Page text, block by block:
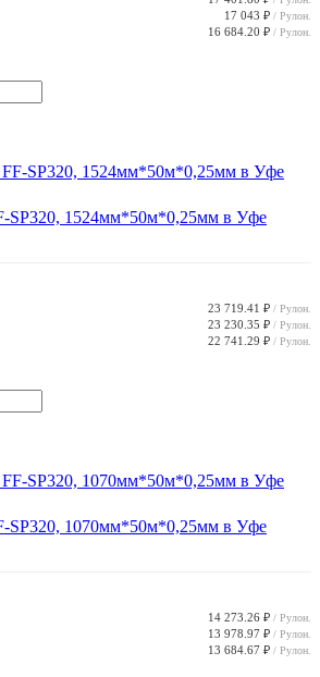
17 043 ₽ / Рулон.
16 684.20 ₽ / Рулон.
SP320, 1524мм*50м*0,25мм в Уфе
23 719.41 ₽ / Рулон.
23 230.35 ₽ / Рулон.
22 741.29 ₽ / Рулон.
SP320, 1070мм*50м*0,25мм в Уфе
14 273.26 ₽ / Рулон.
13 978.97 ₽ / Рулон.
13 684.67 ₽ / Рулон.